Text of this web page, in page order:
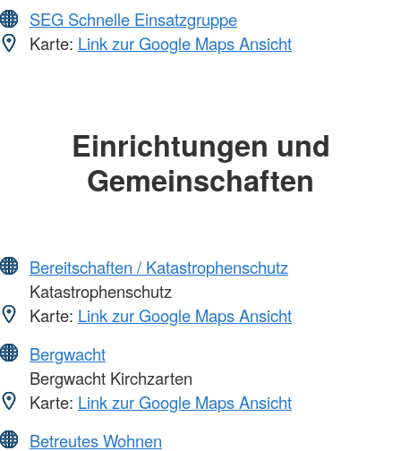
SEG Schnelle Einsatzgruppe
Karte: Link zur Google Maps Ansicht
Einrichtungen und
Gemeinschaften
Bereitschaften / Katastrophenschutz
Katastrophenschutz
Karte: Link zur Google Maps Ansicht
Bergwacht
Bergwacht Kirchzarten
Karte: Link zur Google Maps Ansicht
Betreutes Wohnen